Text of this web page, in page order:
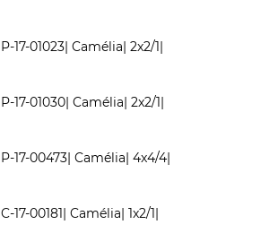
P-17-01023| Camélia| 2x2/1|
P-17-01030| Camélia| 2x2/1|
P-17-00473| Camélia| 4x4/4|
C-17-00181| Camélia| 1x2/1|